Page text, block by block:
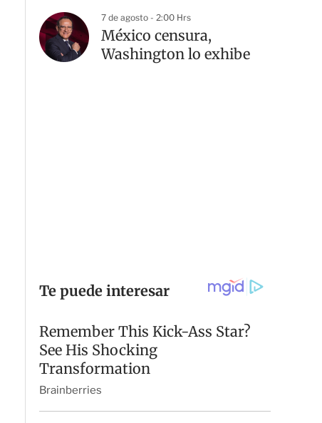
7 de agosto - 2:00 Hrs
México censura,
Washington lo exhibe